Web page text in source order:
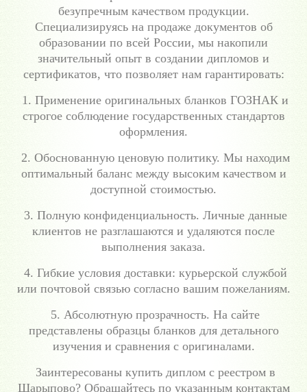
безупречным качеством продукции.
Специализируясь на продаже документов об
образовании по всей России, мы накопили
значительный опыт в создании дипломов и
сертификатов, что позволяет нам гарантировать:
1. Применение оригинальных бланков ГОЗНАК и
строгое соблюдение государственных стандартов
оформления.
2. Обоснованную ценовую политику. Мы находим
оптимальный баланс между высоким качеством и
доступной стоимостью.
3. Полную конфиденциальность. Личные данные
клиентов не разглашаются и удаляются после
выполнения заказа.
4. Гибкие условия доставки: курьерской службой
или почтовой связью согласно вашим пожеланиям.
5. Абсолютную прозрачность. На сайте
представлены образцы бланков для детального
изучения и сравнения с оригиналами.
Заинтересованы купить диплом с реестром в
Шарыпово? Обращайтесь по указанным контактам